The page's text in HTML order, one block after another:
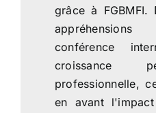
grâce à FGBMFI.
conférence
croissance
professionnelle,
en avant